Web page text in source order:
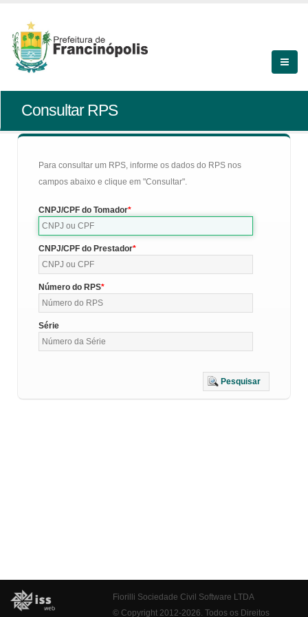
Consultar RPS
Para consultar um RPS, informe os dados do RPS nos
campos abaixo e clique em "Consultar".
CNPJ/CPF do Tomador
CNPJ/CPF do Prestador
Número do RPS
Série
Pesquisar
Fiorilli Sociedade Civil Software LTDA
© Copyright 2012-2026. Todos os Direitos